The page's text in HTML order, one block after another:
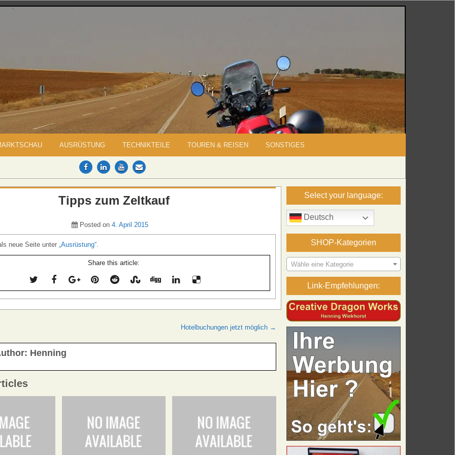
AUSRÜSTUNG TECHNIKTEILE TOUREN & REISEN SONSTIGES
Tipps zum Zeltkauf
Posted on 4. April 2015
neue Seite unter „Ausrüstung“.
Share this article:
Hotelbuchungen jetzt möglich →
Henning
Select your language:
Deutsch
SHOP-Kategorien
Wähle eine Kategorie
Link-Empfehlungen: